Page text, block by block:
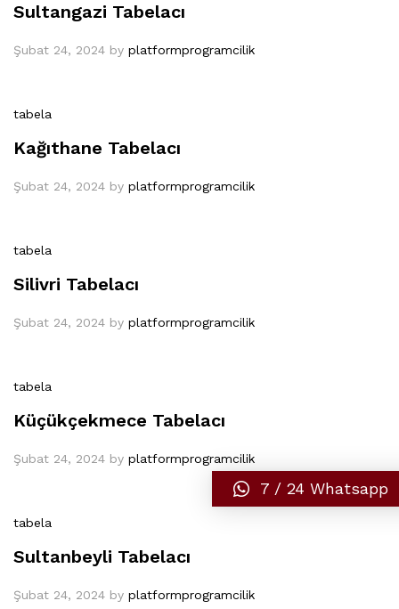
Sultangazi Tabelacı
Şubat 24, 2024 by platformprogramcilik
tabela
Kağıthane Tabelacı
Şubat 24, 2024 by platformprogramcilik
tabela
Silivri Tabelacı
Şubat 24, 2024 by platformprogramcilik
tabela
Küçükçekmece Tabelacı
Şubat 24, 2024 by platformprogramcilik
tabela
Sultanbeyli Tabelacı
Şubat 24, 2024 by platformprogramcilik
7 / 24 Whatsapp